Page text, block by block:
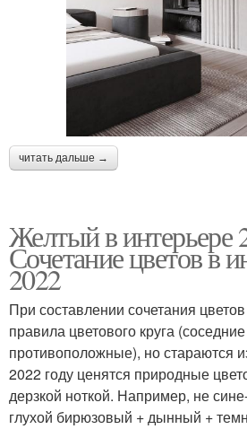
читать дальше →
Желтый в интерьере
Сочетание цветов в
2022
При составлении сочетания
правила цветового круга
противоположные), но стараются
2022 году ценятся природные
дерзкой ноткой. Например, не
глухой бирюзовый + дынный +